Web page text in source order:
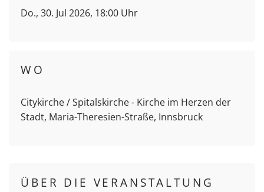
Do., 30. Jul 2026, 18:00 Uhr
WO
Citykirche / Spitalskirche - Kirche im Herzen der
Stadt, Maria-Theresien-Straße, Innsbruck
ÜBER DIE VERANSTALTUNG